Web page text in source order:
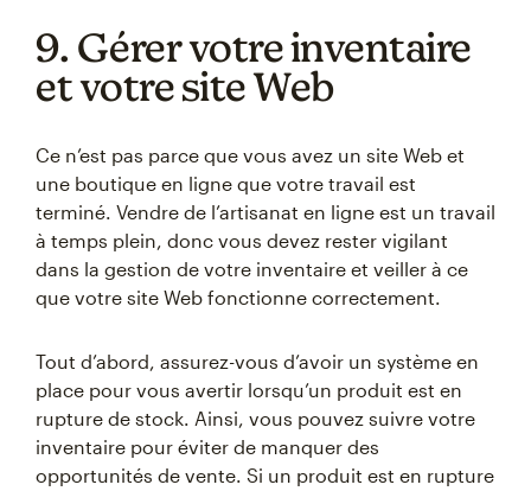
9. Gérer votre inventaire
et votre site Web
Ce n’est pas parce que vous avez un site Web et
une boutique en ligne que votre travail est
terminé. Vendre de l’artisanat en ligne est un travail
à temps plein, donc vous devez rester vigilant
dans la gestion de votre inventaire et veiller à ce
que votre site Web fonctionne correctement.
Tout d’abord, assurez-vous d’avoir un système en
place pour vous avertir lorsqu’un produit est en
rupture de stock. Ainsi, vous pouvez suivre votre
inventaire pour éviter de manquer des
opportunités de vente. Si un produit est en rupture